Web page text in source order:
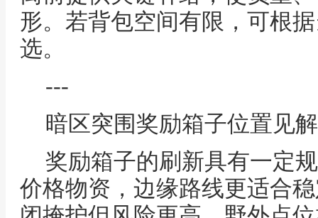
形。若背包空间有限，可根
选。
---
暗区突围奖励箱子位置见
奖励箱子的刷新具有一定
价格物资，边缘路线更适合